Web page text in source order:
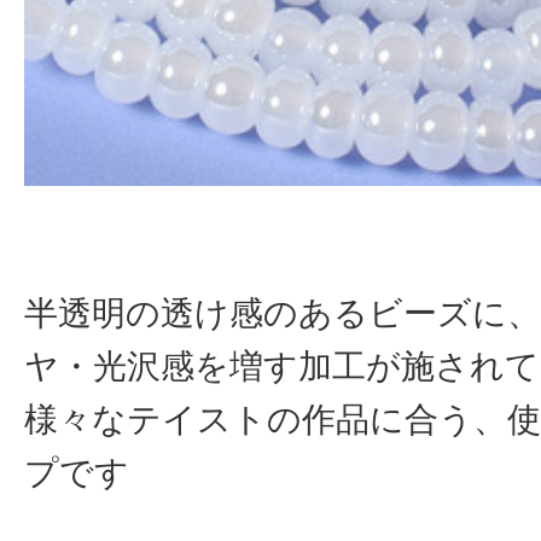
半透明の透け感のあるビーズに
ヤ・光沢感を増す加工が施され
様々なテイストの作品に合う、
プです